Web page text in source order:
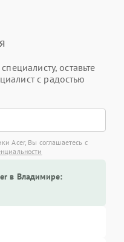
оставьте
с радостью
Acer, Вы соглашаетесь с
в Владимире: